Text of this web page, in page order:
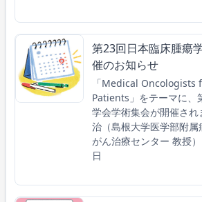
第23回日本臨床腫瘍
催のお知らせ
「Medical Oncologists
Patients」をテーマに、
学会学術集会が開催さ
治（島根大学医学部附
がん治療センター 教授
日